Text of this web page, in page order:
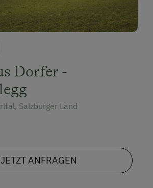
Dorfer -
Salzburger Land
JETZT ANFRAGEN